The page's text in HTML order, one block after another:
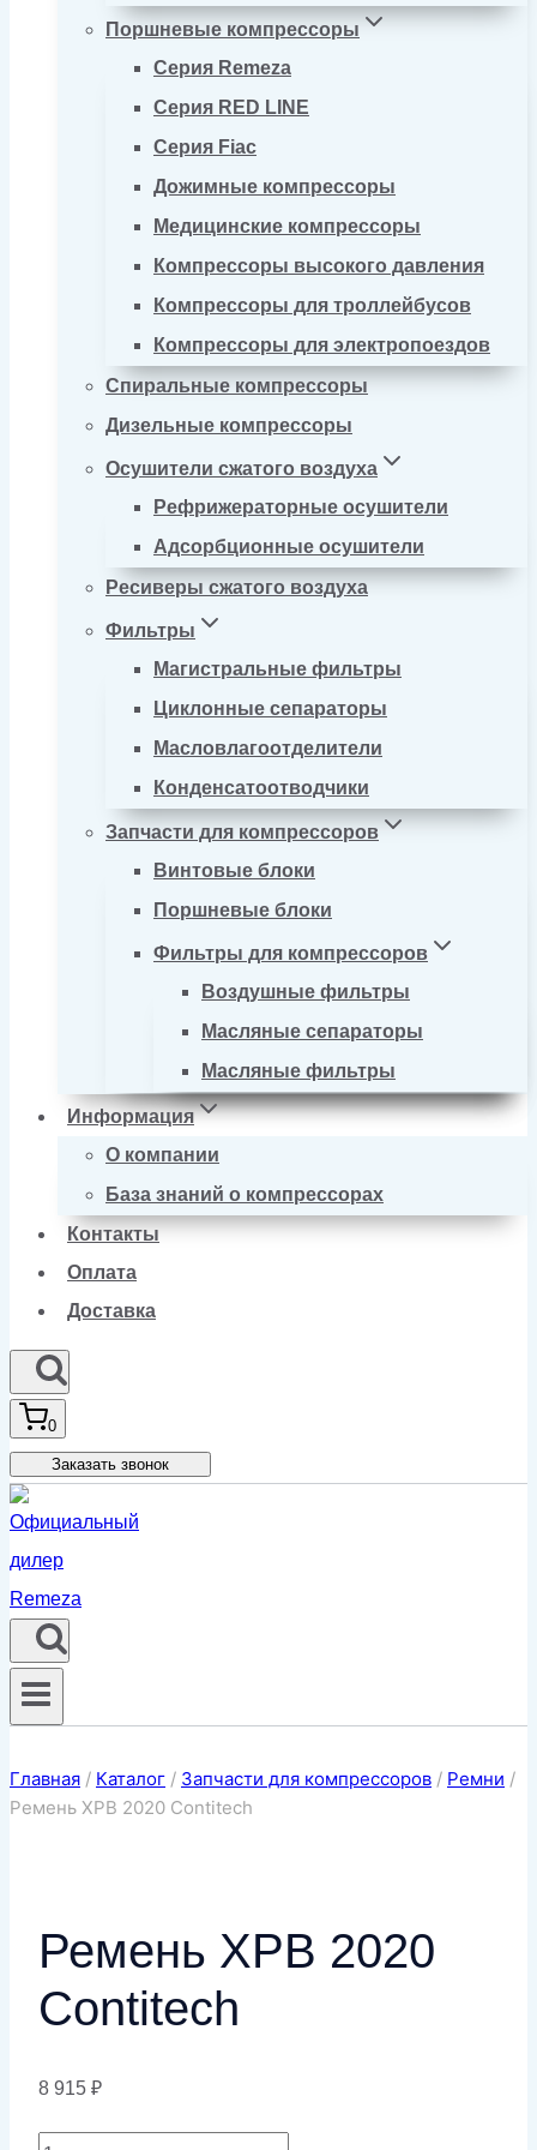
Поршневые компрессоры
Серия Remeza
Серия RED LINE
Серия Fiac
Дожимные компрессоры
Медицинские компрессоры
Компрессоры высокого давления
Компрессоры для троллейбусов
Компрессоры для электропоездов
Спиральные компрессоры
Дизельные компрессоры
Осушители сжатого воздуха
Рефрижераторные осушители
Адсорбционные осушители
Ресиверы сжатого воздуха
Фильтры
Магистральные фильтры
Циклонные сепараторы
Масловлагоотделители
Конденсатоотводчики
Запчасти для компрессоров
Винтовые блоки
Поршневые блоки
Фильтры для компрессоров
Воздушные фильтры
Масляные сепараторы
Масляные фильтры
Информация
О компании
База знаний о компрессорах
Контакты
Оплата
Доставка
0
Заказать звонок
Главная / Каталог / Запчасти для компрессоров / Ремни /
Ремень XPB 2020 Contitech
Ремень XPB 2020
Contitech
8 915 ₽